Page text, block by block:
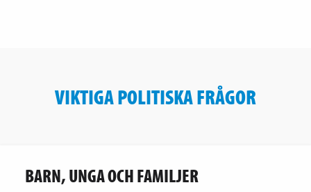
VIKTIGA POLITISKA FRÅGOR
BARN, UNGA OCH FAMILJER